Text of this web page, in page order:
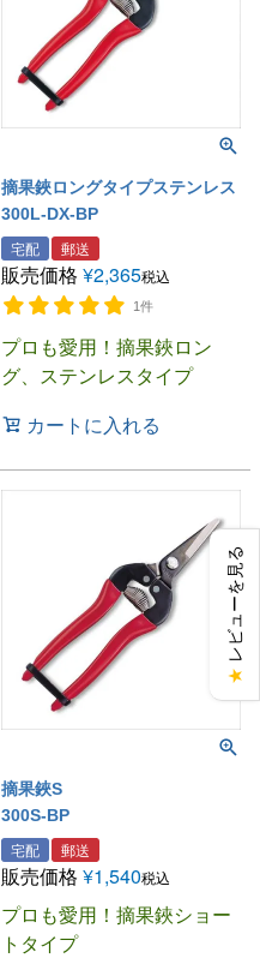
摘果鋏ロングタイプステンレス
300L-DX-BP
宅配 郵送
販売価格 ¥2,365税込
1件
プロも愛用！摘果鋏ロン
グ、ステンレスタイプ
カートに入れる
摘果鋏S
300S-BP
宅配 郵送
販売価格 ¥1,540税込
プロも愛用！摘果鋏ショー
トタイプ
★
レビューを見る